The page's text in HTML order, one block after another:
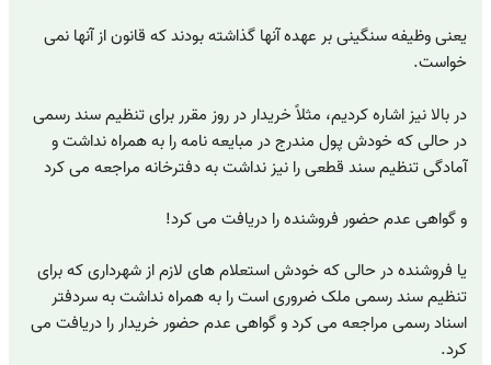
یعنی وظیفه سنگینی بر عهده آنها گذاشته بودند که قانون از آنها نمی
خواست.
در بالا نیز اشاره کردیم، مثلاً خریدار در روز مقرر برای تنظیم سند رسمی
در حالی که خودش پول مندرج در مبایعه نامه را به همراه نداشت و
آمادگی تنظیم سند قطعی را نیز نداشت به دفترخانه مراجعه می کرد
و گواهی عدم حضور فروشنده را دریافت می کرد!
یا فروشنده در حالی که خودش استعلام های لازم از شهرداری که برای
تنظیم سند رسمی ملک ضروری است را به همراه نداشت به سردفتر
اسناد رسمی مراجعه می کرد و گواهی عدم حضور خریدار را دریافت می
کرد.